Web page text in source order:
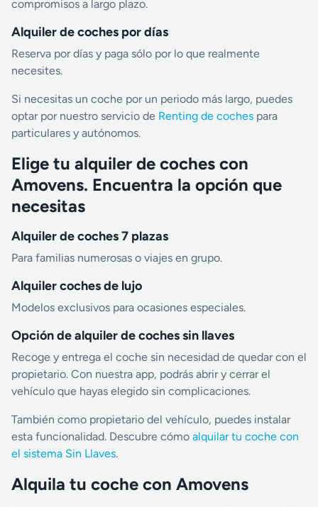
compromisos a largo plazo.
Alquiler de coches por días
Reserva por días y paga sólo por lo que realmente
necesites.
Si necesitas un coche por un periodo más largo, puedes
optar por nuestro servicio de Renting de coches para
particulares y autónomos.
Elige tu alquiler de coches con
Amovens. Encuentra la opción que
necesitas
Alquiler de coches 7 plazas
Para familias numerosas o viajes en grupo.
Alquiler coches de lujo
Modelos exclusivos para ocasiones especiales.
Opción de alquiler de coches sin llaves
Recoge y entrega el coche sin necesidad de quedar con el
propietario. Con nuestra app, podrás abrir y cerrar el
vehículo que hayas elegido sin complicaciones.
También como propietario del vehículo, puedes instalar
esta funcionalidad. Descubre cómo alquilar tu coche con
el sistema Sin Llaves.
Alquila tu coche con Amovens